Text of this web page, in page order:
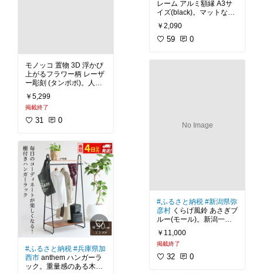
花のある暮らし #リビン
グ
#キッチンの相棒
モノッコ 置物 3D 浮かび
上がるフラワー柄 レーザ
ー彫刻 (タンポポ)。人工
水晶にレーザー光線で彫
刻を内側に施すことで立
体的に、3D画像風に浮か
び上がって見える不思議
飾ることができます。神
秘的な美しさのあるイン
テリアなので癒やしの時
#モノッコ
#置物 #3D #レ
ーザー彫刻
#タンポポ #
人工水晶
#北欧 #シンプ
ルインテリア #ナチュラ
ルインテリア
#モノトー
ンインテリア #インスタ
映え #SNS映え
#送料無
￥5,299
掲載終了
31 0
#ふるさと納税 #兵庫県加
西市 anthem ハンガーラ
ック。重量感のある木目
ぐっすり睡眠 #北欧 #シ
ンプルインテリア #モノ
トーンインテリア
ドルーム
レーム アルミ額縁 A3サ
イズ(black)。マットな質
レーム。シンプルでシャ
ープなスタイリング。軽
ーム
￥2,090
59 0
No Image
#ふるさと納税 #新潟県弥
彦村 くらげ風鈴 あさぎブ
ルー(モール)。新潟一宮
グラス。1番人気のくら
げ風鈴です。1つ1つ手作
りのガラスを弥彦村で作
￥11,000
掲載終了
32 0